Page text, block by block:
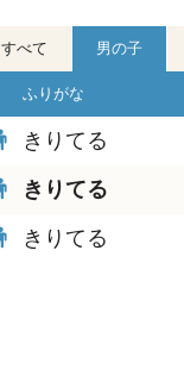
すべて 男の子
ふりがな
きりてる
きりてる
きりてる